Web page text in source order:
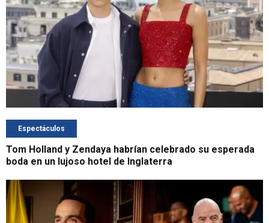
Espectáculos
Tom Holland y Zendaya habrían celebrado su esperada
boda en un lujoso hotel de Inglaterra